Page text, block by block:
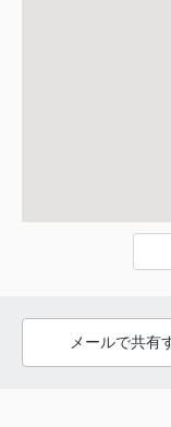
メールで共有